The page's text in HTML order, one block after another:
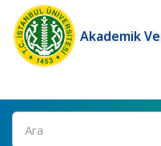
Akademik
Ara